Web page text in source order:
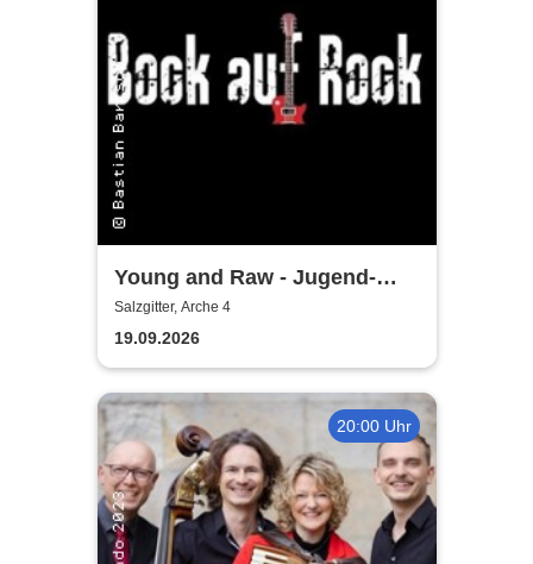
Young and Raw - Jugend-
Konzert
Salzgitter, Arche 4
19.09.2026
20:00 Uhr